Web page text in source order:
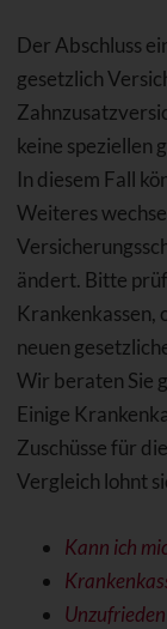
Der Abschluss
gesetzlich
keine speziellen
In diesem Fall
Weiteres
ändert. Bitte
Krankenkassen,
neuen
Wir beraten Sie
Einige
Zuschüsse für
Vergleich lohnt
Kann ich